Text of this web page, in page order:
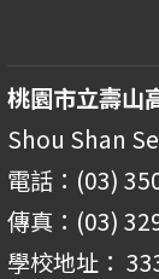
桃園市立壽山
Shou Shan
電話：(03)
傳真：(03)
學校地址：